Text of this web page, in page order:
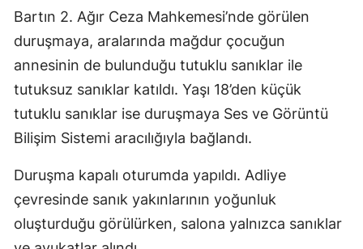
Bartın 2. Ağır Ceza Mahkemesi’nde görülen
duruşmaya, aralarında mağdur çocuğun
annesinin de bulunduğu tutuklu sanıklar ile
tutuksuz sanıklar katıldı. Yaşı 18’den küçük
tutuklu sanıklar ise duruşmaya Ses ve Görüntü
Bilişim Sistemi aracılığıyla bağlandı.
Duruşma kapalı oturumda yapıldı. Adliye
çevresinde sanık yakınlarının yoğunluk
oluşturduğu görülürken, salona yalnızca sanıklar